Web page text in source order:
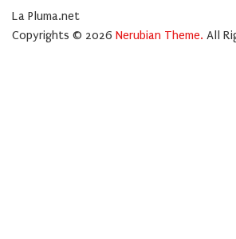
La Pluma.net
Copyrights © 2026 Nerubian Theme. All